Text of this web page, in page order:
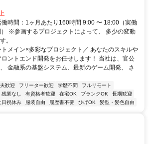
時間：1ヶ月あたり160時間 9:00 〜 18:00（実働
※参画するプロジェクトによって、 多少の変動
。
メイン×多彩なプロジェクト／ あなたのスキルや
ントエンド開発をお任せします！ 当社は、官公
金融系の基盤システム、最新のゲーム開発、 さ
歓迎 フリーター歓迎 学歴不問
フルリモート
残業なし 有資格者歓迎 在宅OK ブランクOK
長期歓迎
日祝休み 服装自由 履歴書不要 ひげOK 髪型・髪色自由